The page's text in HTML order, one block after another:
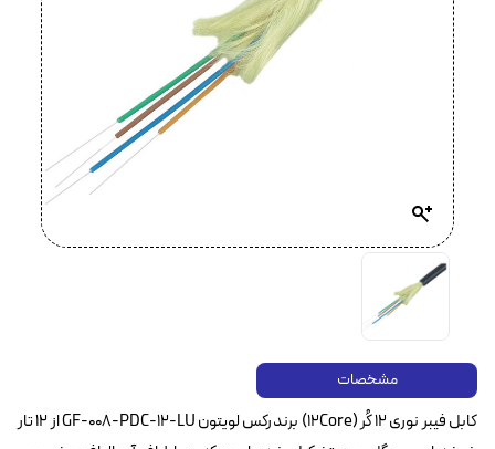
مشخصات
کابل فیبر نوری ۱۲ کُر (12Core) برندرکس لویتون GF-008-PDC-12-LU از ۱۲ تار